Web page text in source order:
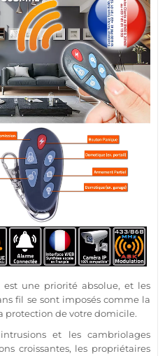
est une priorité absolue, et les
fil se sont imposés comme la
protection de votre domicile.
et les cambriolages
croissantes, les propriétaires